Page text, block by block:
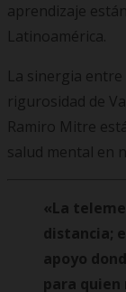
aprendizaje
Latinoamérica.
La sinergia entre
rigurosidad de
Ramiro Mitre
salud mental en
«La
distancia;
apoyo
para quien